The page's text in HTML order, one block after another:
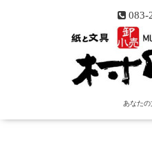
083-
あなた